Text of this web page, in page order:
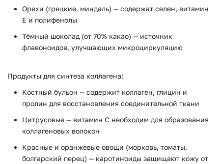
Орехи (грецкие, миндаль) — содержат селен, витамин
E и полифенолы
Тёмный шоколад (от 70% какао) — источник
флавоноидов, улучшающих микроциркуляцию
Продукты для синтеза коллагена:
Костный бульон — содержит коллаген, глицин и
пролин для восстановления соединительной ткани
Цитрусовые — витамин C необходим для образования
коллагеновых волокон
Красные и оранжевые овощи (морковь, томаты,
болгарский перец) — каротиноиды защищают кожу от